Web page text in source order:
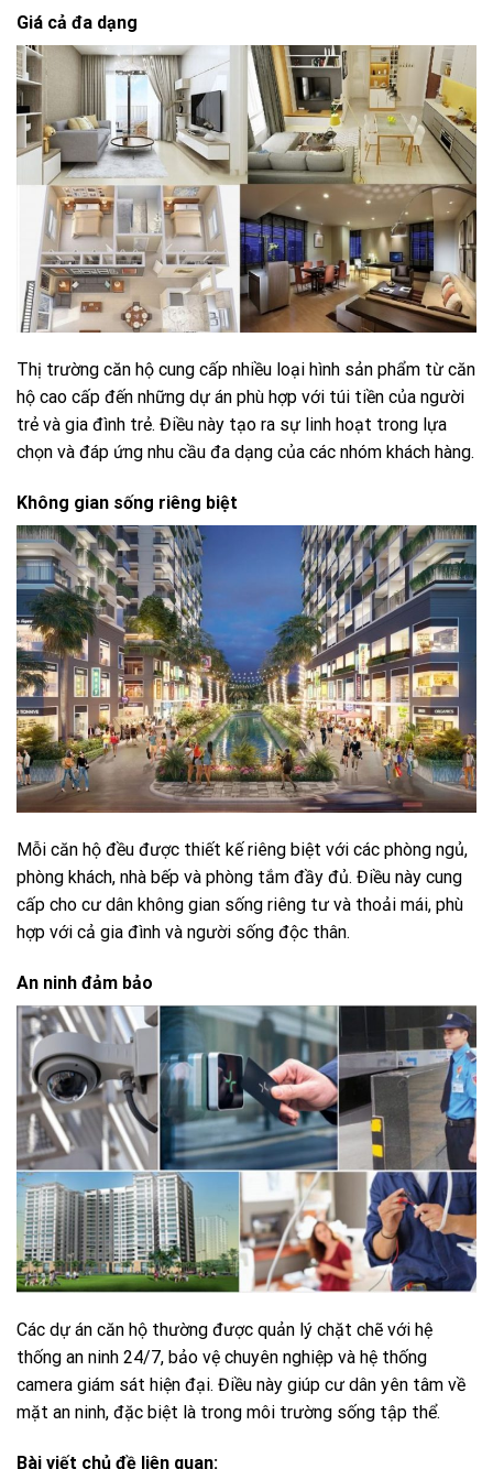
Giá cả đa dạng
Thị trường căn hộ cung cấp nhiều loại hình sản phẩm từ căn
hộ cao cấp đến những dự án phù hợp với túi tiền của người
trẻ và gia đình trẻ. Điều này tạo ra sự linh hoạt trong lựa
chọn và đáp ứng nhu cầu đa dạng của các nhóm khách hàng.
Không gian sống riêng biệt
Mỗi căn hộ đều được thiết kế riêng biệt với các phòng ngủ,
phòng khách, nhà bếp và phòng tắm đầy đủ. Điều này cung
cấp cho cư dân không gian sống riêng tư và thoải mái, phù
hợp với cả gia đình và người sống độc thân.
An ninh đảm bảo
Các dự án căn hộ thường được quản lý chặt chẽ với hệ
thống an ninh 24/7, bảo vệ chuyên nghiệp và hệ thống
camera giám sát hiện đại. Điều này giúp cư dân yên tâm về
mặt an ninh, đặc biệt là trong môi trường sống tập thể.
Bài viết chủ đề liên quan: